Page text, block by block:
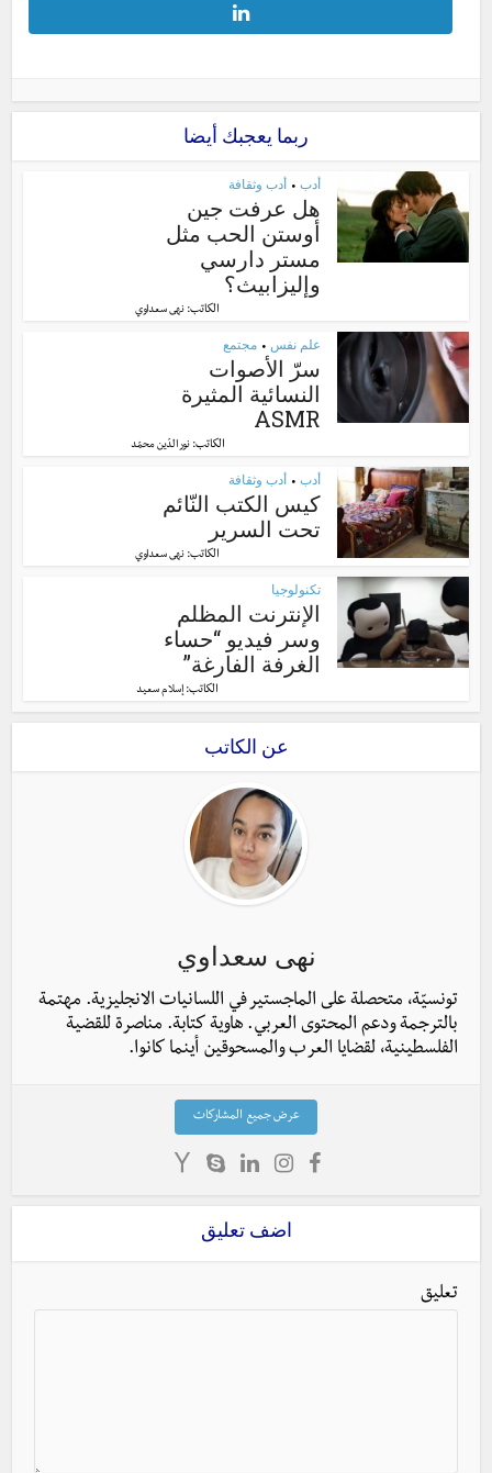
ربما يعجبك أيضا
أدب • أدب وثقافة
هل عرفت جين
أوستن الحب مثل
مستر دارسي
وإليزابيث؟
الكاتب: نهى سعداوي
علم نفس • مجتمع
سرّ الأصوات
النسائية المثيرة
ASMR
الكاتب:نور الدّين محمّد
أدب • أدب وثقافة
كيس الكتب النّائم
تحت السرير
الكاتب: نهى سعداوي
تكنولوجيا
الإنترنت المظلم
وسر فيديو “حساء
الغرفة الفارغة”
الكاتب: إسلام سعيد
عن الكاتب
نهى سعداوي
تونسيّة، متحصلة على الماجستير في اللسانيات الانجليزية. مهتمة
بالترجمة ودعم المحتوى العربي. هاوية كتابة. مناصرة للقضية
الفلسطينية، لقضايا العرب والمسحوقين أينما كانوا.
عرض جميع المشاركات
اضف تعليق
تعليق